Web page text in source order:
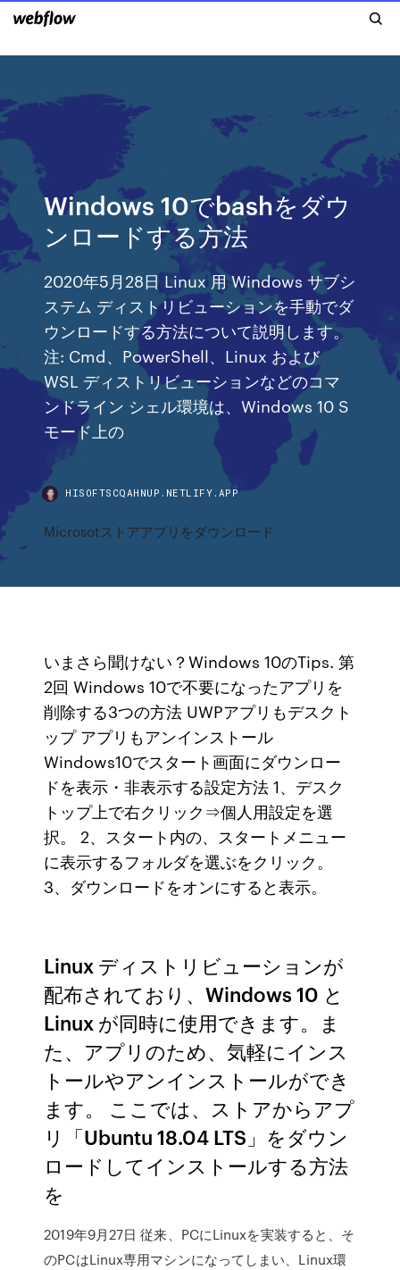
Windows 10でbashをダウ
ンロードする方法
2020年5月28日 Linux 用 Windows サブシ
ステム ディストリビューションを手動でダ
ウンロードする方法について説明します。
注: Cmd、PowerShell、Linux および
WSL ディストリビューションなどのコマ
ンドライン シェル環境は、Windows 10 S
モード上の
HISOFTSCQAHNUP.NETLIFY.APP
Microsotストアアプリをダウンロード
いまさら聞けない？Windows 10のTips. 第
2回 Windows 10で不要になったアプリを
削除する3つの方法 UWPアプリもデスクト
ップ アプリもアンインストール
Windows10でスタート画面にダウンロー
ドを表示・非表示する設定方法 1、デスク
トップ上で右クリック⇒個人用設定を選
択。 2、スタート内の、スタートメニュー
に表示するフォルダを選ぶをクリック。
3、ダウンロードをオンにすると表示。
Linux ディストリビューションが
配布されており、Windows 10 と
Linux が同時に使用できます。ま
た、アプリのため、気軽にインス
トールやアンインストールができ
ます。 ここでは、ストアからアプ
リ「Ubuntu 18.04 LTS」をダウン
ロードしてインストールする方法
を
2019年9月27日 従来、PCにLinuxを実装すると、そ
のPCはLinux専用マシンになってしまい、Linux環